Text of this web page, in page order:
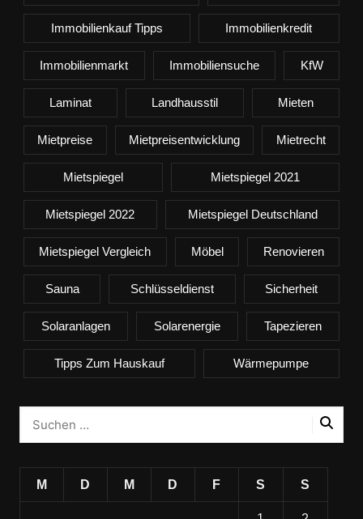
Immobilienkauf Tipps Immobilienkredit
Immobilienmarkt Immobiliensuche KfW
Laminat Landhausstil Mieten
Mietpreise Mietpreisentwicklung Mietrecht
Mietspiegel Mietspiegel 2021
Mietspiegel 2022 Mietspiegel Deutschland
Mietspiegel Vergleich Möbel Renovieren
Sauna Schlüsseldienst Sicherheit
Solaranlagen Solarenergie Tapezieren
Tipps Zum Hauskauf Wärmepumpe
M D M D F S S